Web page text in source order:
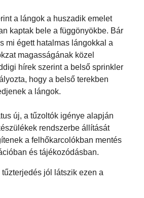
a lángok a huszadik emelet
kaptak bele a függönyökbe. Bár
mi égett hatalmas lángokkal a
magasságának közel
hírek szerint a belső sprinkler
hogy a belső terekben
a lángok.
új, a tűzoltók igénye alapján
rendszerbe állítását
a felhőkarcolókban mentés
és tájékozódásban.
jól látszik ezen a